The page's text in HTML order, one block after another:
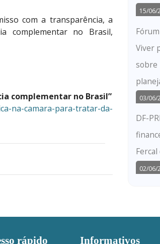
com a transparência, a
complementar no Brasil,
complementar no Brasil”
na-camara-para-tratar-da-
15/06/
Viver
sobre
03/06/
DF-
02/06/
rápido Informativos